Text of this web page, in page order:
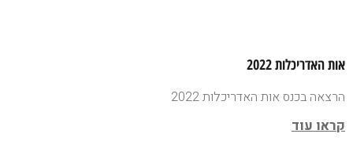
אות האדריכלות 2022
הרצאה בכנס אות האדריכלות 2022
קראו עוד